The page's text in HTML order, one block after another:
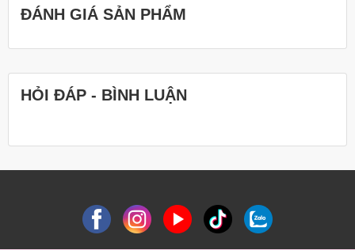
ĐÁNH GIÁ SẢN PHẨM
HỎI ĐÁP - BÌNH LUẬN